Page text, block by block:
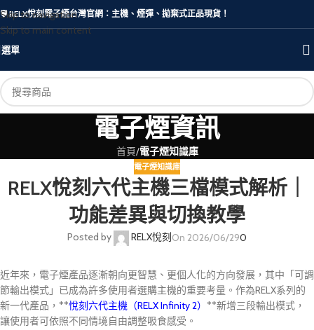
Skip to navigation
Skip to main content
🛡️ RELX悅刻電子煙台灣官網：主機、煙彈、拋棄式正品現貨！
選單
電子煙資訊
首頁/電子煙知識庫
電子煙知識庫
RELX悅刻六代主機三檔模式解析｜
功能差異與切換教學
Posted by RELX悅刻 On 2026/06/290
近年來，電子煙產品逐漸朝向更智慧、更個人化的方向發展，其中「可調
節輸出模式」已成為許多使用者選購主機的重要考量。作為RELX系列的
新一代產品，**悅刻六代主機（RELX Infinity 2） **新增三段輸出模式，
讓使用者可依照不同情境自由調整吸食感受。